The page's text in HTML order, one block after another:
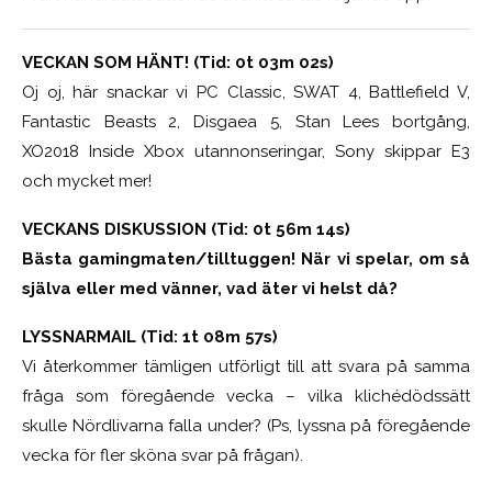
VECKAN SOM HÄNT! (Tid: 0t 03m 02s)
Oj oj, här snackar vi PC Classic, SWAT 4, Battlefield V,
Fantastic Beasts 2, Disgaea 5, Stan Lees bortgång,
XO2018 Inside Xbox utannonseringar, Sony skippar E3
och mycket mer!
VECKANS DISKUSSION (Tid: 0t 56m 14s)
Bästa gamingmaten/tilltuggen! När vi spelar, om så
själva eller med vänner, vad äter vi helst då?
LYSSNARMAIL (Tid: 1t 08m 57s)
Vi återkommer tämligen utförligt till att svara på samma
fråga som föregående vecka – vilka klichédödssätt
skulle Nördlivarna falla under? (Ps, lyssna på föregående
vecka för fler sköna svar på frågan).